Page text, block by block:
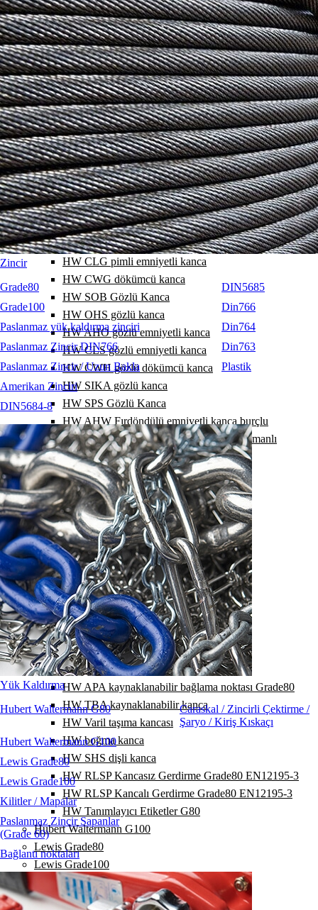
Zincir
Grade80
Grade100
Paslanmaz yük kaldırma zinciri
Paslanmaz Zincir DIN766
Paslanmaz Zincir / Uzun Bakla
Amerikan Zinciri
DIN5684-8
DIN5685
Din766
Din764
Din763
Plastik
Yük Kaldırma
Hubert Waltermann G80
Hubert Waltermann G100
Lewis Grade80
Lewis Grade100
Kilitler / Mapalar
Paslanmaz Zincir Sapanlar
(Grade 60)
Bağlantı noktaları
Caraskal / Zincirli Çektirme /
Şaryo / Kiriş Kıskaçı
HW A halka 1-2 bacak
HW Halka grubu 3-4 bacak
HW SA25 geniş halka
HW SA16 geniş halka
HW A1 halka 1 bacak
HW A2 halka 2 bacak
HW A3 halka 3 bacak
HW A4 halka 4 bacak
HW EG sonlama halkası
HW SGB pimli kanca
HW GHK pimli kanca
HW GHS pimli kanca
HW SGCS pimli kanca
HW AHG pimli emniyetli kanca
HW CLG pimli emniyetli kanca
HW CWG dökümcü kanca
HW SOB Gözlü Kanca
HW OHS gözlü kanca
HW AHO gözlü emniyetli kanca
HW CLS gözlü emniyetli kanca
HW CWH gözlü dökümcü kanca
HW SIKA gözlü kanca
HW SPS Gözlü Kanca
HW AHW Fırdöndülü emniyetli kanca burçlu
HW AHW Fırdöndülü emniyetli kanca rulmanlı
HW WHS Fırdöndülü Kanca Burçlu
HW WHS fırdöndülü kanca Rulmanlı
HW KV ek kilit
HW RSK polyester sapan ek kilidi
HW VHG kısaltma kancası
HW VHO gözlü kısaltma kancası
HW VKH kısaltma kancası
HW VKF kısaltma kancası
HW VK kısaltma kancası
HW EKF kısaltma kancası
HW EKH kısaltma kancası
HW DVKF kısaltma kancası
HW KLW fırdöndü rulmanlı
HW APA kaynaklanabilir bağlama noktası Grade80
HW TBA kaynaklanabilir kanca
HW Varil taşıma kancası
HW boğma kanca
HW SHS dişli kanca
HW RLSP Kancasız Gerdirme Grade80 EN12195-3
HW RLSP Kancalı Gerdirme Grade80 EN12195-3
HW Tanımlayıcı Etiketler G80
Hubert Waltermann G100
Lewis Grade80
Lewis Grade100
Kilitler / Mapalar
Paslanmaz Zincir Sapanlar (Grade 60)